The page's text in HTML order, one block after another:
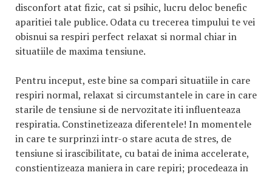
disconfort atat fizic, cat si psihic, lucru deloc benefic
aparitiei tale publice. Odata cu trecerea timpului te vei
obisnui sa respiri perfect relaxat si normal chiar in
situatiile de maxima tensiune.
Pentru inceput, este bine sa compari situatiile in care
respiri normal, relaxat si circumstantele in care in care
starile de tensiune si de nervozitate iti influenteaza
respiratia. Constinetizeaza diferentele! In momentele
in care te surprinzi intr-o stare acuta de stres, de
tensiune si irascibilitate, cu batai de inima accelerate,
constientizeaza maniera in care repiri; procedeaza in